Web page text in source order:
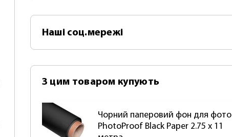
Наші соц.мережі
З цим товаром купують
Чорний паперовий фон для фото
PhotoProof Black Paper 2.75 x 11